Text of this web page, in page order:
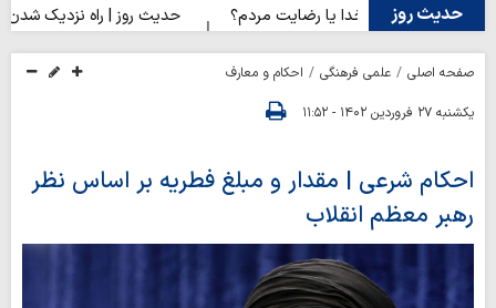
حدیث روز
| رضایت خدا یا رضایت مردم؟ حدیث روز | راه نزدیک شدن به
صفحه اصلی علمی فرهنگی
احکام و معارف
یکشنبه ۲۷ فروردین ۱۴۰۲ - ۱۱:۵۲
احکام شرعی | مقدار و مبلغ فطریه بر اساس نظر
رهبر معظم انقلاب